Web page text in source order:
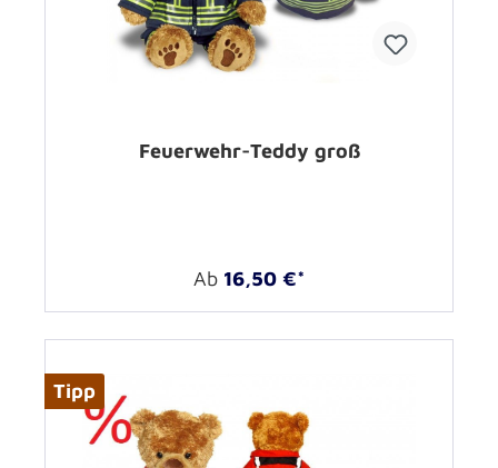
Feuerwehr-Teddy groß
Ab 16,50 €*
Tipp